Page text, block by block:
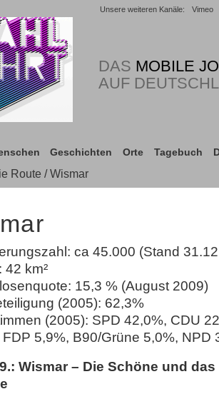
Unsere weiteren Kanäle: Vimeo
DAS MOBILE
AUF
Geschichten Orte Tagebuch
Route / Wismar
ca 45.000 (Stand
42 km²
15,3 % (August 2009)
(2005): 62,3%
(2005): SPD 42,0%, CDU
5,9%, B90/Grüne 5,0%, NPD
Wismar – Die Schöne und